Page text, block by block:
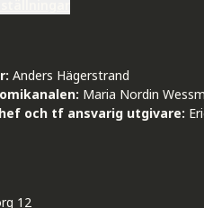
Anders Hägerstrand
Maria Nordin
och tf ansvarig utgivare:
12